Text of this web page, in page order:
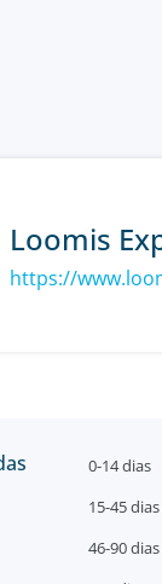
Loomis
https://
0-14 dias
15-45 dias
46-90 dias